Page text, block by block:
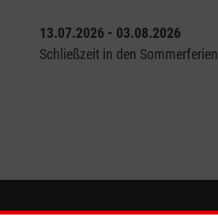
13.07.2026 - 03.08.2026
Schließzeit in den Sommerferien
Informationen